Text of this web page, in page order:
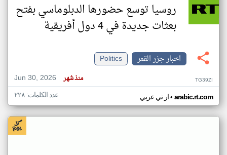
روسيا توسع حضورها الدبلوماسي بفتح
بعثات جديدة في 4 دول أفريقية
اخبار جزر القمر
Politics
Jun 30, 2026
منذ شهر TG39ZI
ار تي عربي• arabic.rt.com عدد الكلمات: ٢٢٨